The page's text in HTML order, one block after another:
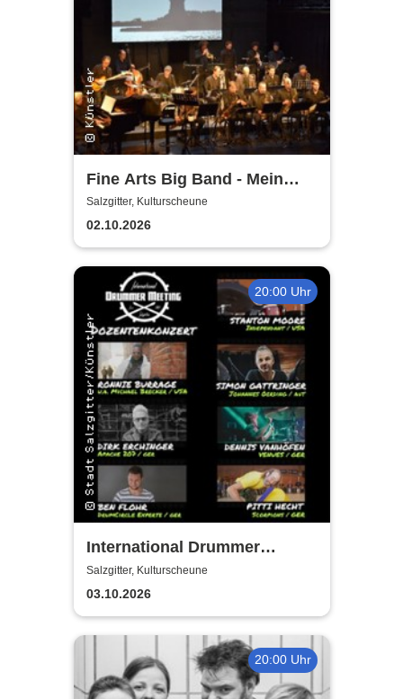
Fine Arts Big Band - Mein
amerikanischer Traum - True
Stories
Salzgitter, Kulturscheune
02.10.2026
20:00 Uhr
International Drummer
Meeting Konzert |
Kulturscheune
Salzgitter, Kulturscheune
03.10.2026
20:00 Uhr